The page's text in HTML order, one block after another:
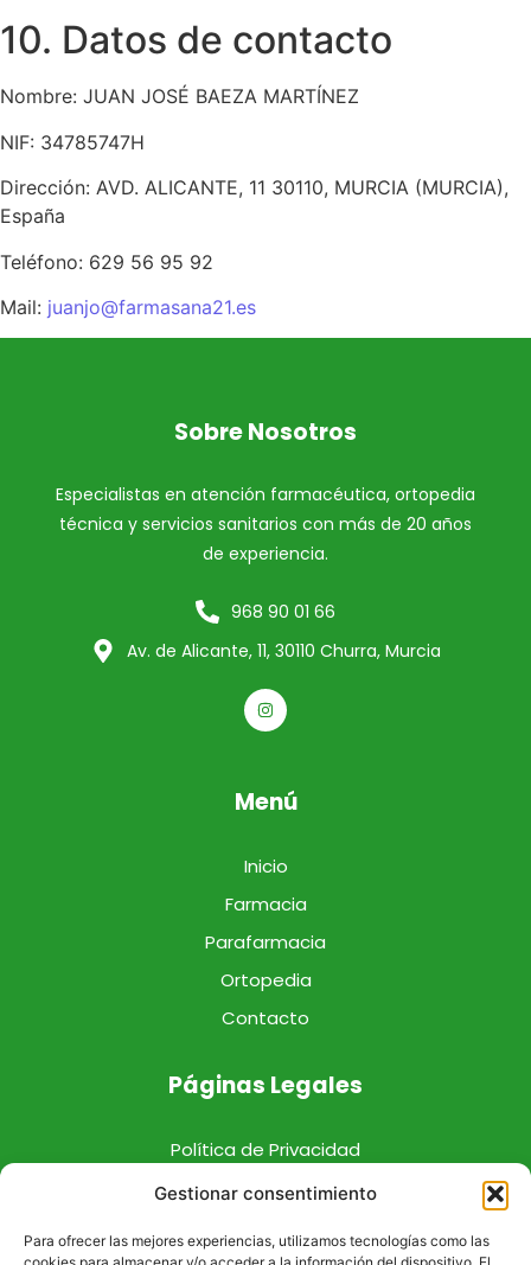
Gestionar consentimiento
Para ofrecer las mejores experiencias, utilizamos tecnologías como las
10. Datos de contacto
Nombre: JUAN JOSÉ BAEZA MARTÍNEZ
NIF: 34785747H
Dirección: AVD. ALICANTE, 11 30110, MURCIA (MURCIA),
España
Teléfono: 629 56 95 92
Mail: juanjo@farmasana21.es
Sobre Nosotros
Especialistas en atención farmacéutica, ortopedia
técnica y servicios sanitarios con más de 20 años
de experiencia.
968 90 01 66
Av. de Alicante, 11, 30110 Churra, Murcia
Menú
Inicio
Farmacia
Parafarmacia
Ortopedia
Contacto
Páginas Legales
Política de Privacidad
Política de Cookies